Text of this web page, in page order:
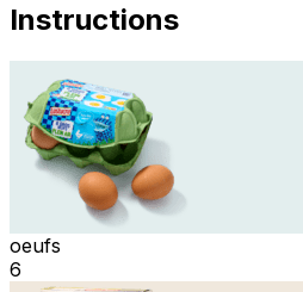
Instructions
oeufs
6